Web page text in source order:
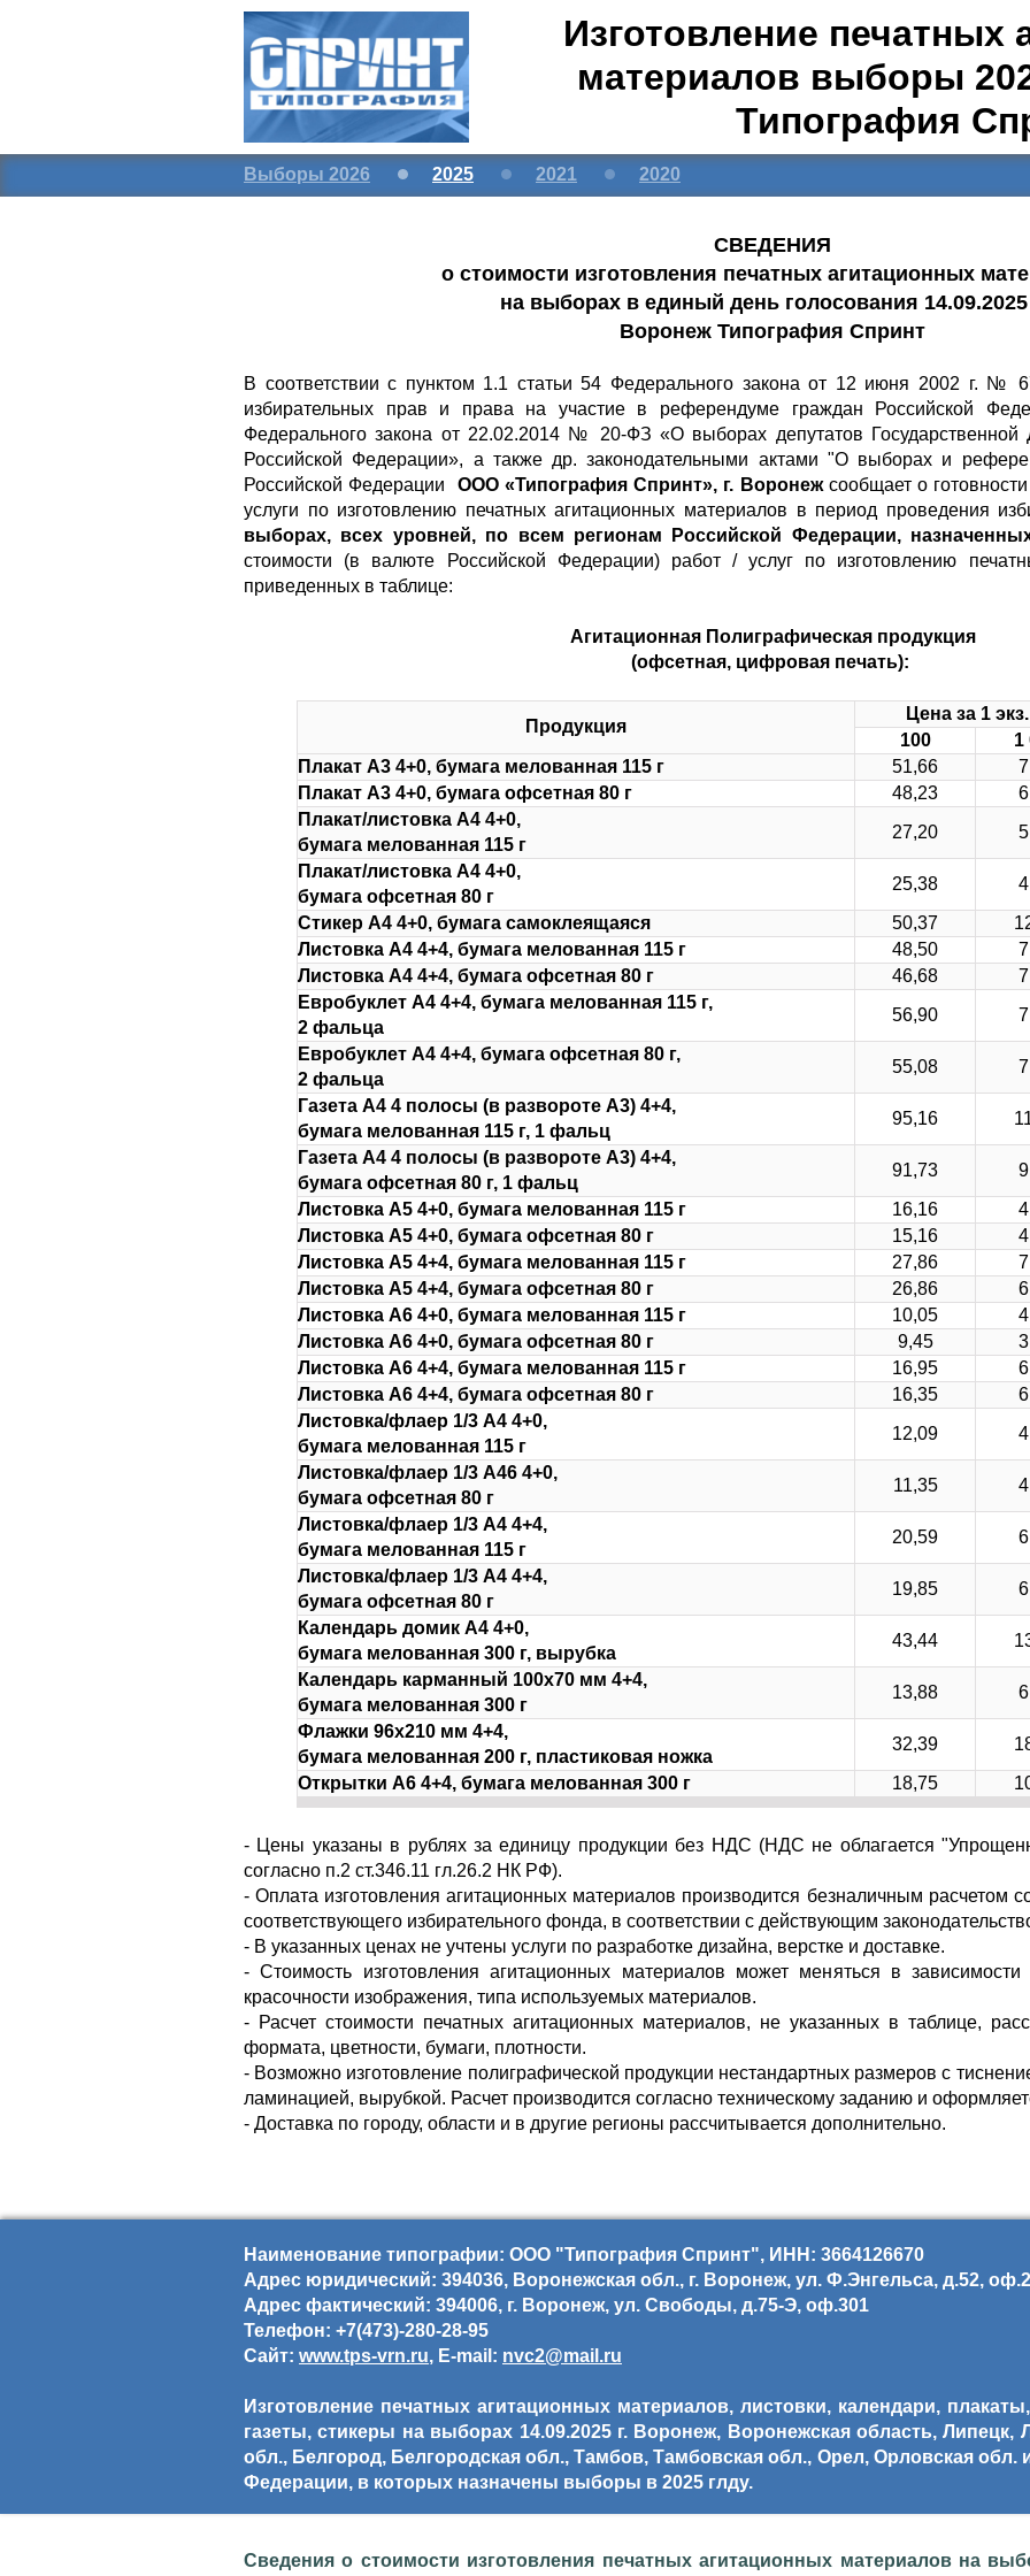
Изготовление печатных
материалов выборы
Типография
Выборы 2026 2025 2021 2020
СВЕДЕНИЯ
о стоимости изготовления печатных агитационных
на выборах в единый день голосования 14.09.2025
Воронеж Типография Спринт
В соответствии с пунктом 1.1 статьи 54 Федерального закона от 12 июня 2002 г. №
избирательных прав и права на участие в референдуме граждан Российской
Федерального закона от 22.02.2014 № 20-ФЗ «О выборах депутатов
Российской Федерации», а также др. законодательными актами "О выборах и
Российской Федерации ООО «Типография Спринт», г. Воронежсообщает о
услуги по изготовлению печатных агитационных материалов в период проведения
выборах, всех уровней, по всем регионам Российской Федерации,
стоимости (в валюте Российской Федерации) работ / услуг по изготовлению
приведенных в таблице:
Агитационная Полиграфическая продукция
(офсетная, цифровая печать):
Продукция
Цена за 1
100
1
Плакат А3 4+0, бумага мелованная 115 г
51,66
Плакат А3 4+0, бумага офсетная 80 г
48,23
Плакат/листовка А4 4+0,
бумага мелованная 115 г
27,20
Плакат/листовка А4 4+0,
бумага офсетная 80 г
25,38
Стикер А4 4+0, бумага самоклеящаяся
50,37
Листовка А4 4+4, бумага мелованная 115 г
48,50
Листовка А4 4+4, бумага офсетная 80 г
46,68
Евробуклет А4 4+4, бумага мелованная 115 г,
2 фальца
56,90
Евробуклет А4 4+4, бумага офсетная 80 г,
2 фальца
55,08
Газета А4 4 полосы (в развороте А3) 4+4,
бумага мелованная 115 г, 1 фальц
95,16
Газета А4 4 полосы (в развороте А3) 4+4,
бумага офсетная 80 г, 1 фальц
91,73
Листовка А5 4+0, бумага мелованная 115 г
16,16
Листовка А5 4+0, бумага офсетная 80 г
15,16
Листовка А5 4+4, бумага мелованная 115 г
27,86
Листовка А5 4+4, бумага офсетная 80 г
26,86
Листовка А6 4+0, бумага мелованная 115 г
10,05
Листовка А6 4+0, бумага офсетная 80 г
9,45
Листовка А6 4+4, бумага мелованная 115 г
16,95
Листовка А6 4+4, бумага офсетная 80 г
16,35
Листовка/флаер 1/3 А4 4+0,
бумага мелованная 115 г
12,09
Листовка/флаер 1/3 А46 4+0,
бумага офсетная 80 г
11,35
Листовка/флаер 1/3 А4 4+4,
бумага мелованная 115 г
20,59
Листовка/флаер 1/3 А4 4+4,
бумага офсетная 80 г
19,85
Календарь домик А4 4+0,
бумага мелованная 300 г, вырубка
43,44
Календарь карманный 100х70 мм 4+4,
бумага мелованная 300 г
13,88
Флажки 96х210 мм 4+4,
бумага мелованная 200 г, пластиковая ножка
32,39
Открытки А6 4+4, бумага мелованная 300 г
18,75
- Цены указаны в рублях за единицу продукции без НДС (НДС не облагается
согласно п.2 ст.346.11 гл.26.2 НК РФ).
- Оплата изготовления агитационных материалов производится безналичным расчетом
соответствующего избирательного фонда, в соответствии с действующим
- В указанных ценах не учтены услуги по разработке дизайна, верстке и доставке.
- Стоимость изготовления агитационных материалов может меняться в
красочности изображения, типа используемых материалов.
- Расчет стоимости печатных агитационных материалов, не указанных в таблице,
формата, цветности, бумаги, плотности.
- Возможно изготовление полиграфической продукции нестандартных размеров с
ламинацией, вырубкой. Расчет производится согласно техническому заданию и
- Доставка по городу, области и в другие регионы рассчитывается дополнительно.
Наименование типографии: ООО "Типография Спринт", ИНН: 3664126670
Адрес юридический: 394036, Воронежская обл., г. Воронеж, ул. Ф.Энгельса, д.52, оф.2
Адрес фактический: 394006, г. Воронеж, ул. Свободы, д.75-Э, оф.301
Телефон: +7(473)-280-28-95
Сайт: www.tps-vrn.ru, E-mail: nvc2@mail.ru
Изготовление печатных агитационных материалов, листовки, календари,
газеты, стикеры на выборах 14.09.2025 г. Воронеж, Воронежская область, Липецк,
обл., Белгород, Белгородская обл., Тамбов, Тамбовская обл., Орел, Орловская обл.
Федерации, в которых назначены выборы в 2025 глду.
Сведения о стоимости изготовления печатных агитационных материалов на